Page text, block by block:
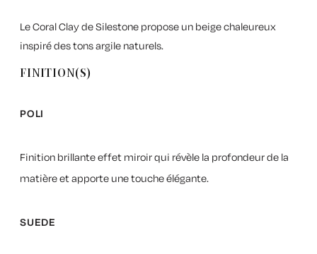
Le Coral Clay de Silestone propose un beige chaleureux
inspiré des tons argile naturels.
FINITION(S)
POLI
Finition brillante effet miroir qui révèle la profondeur de la
matière et apporte une touche élégante.
SUEDE